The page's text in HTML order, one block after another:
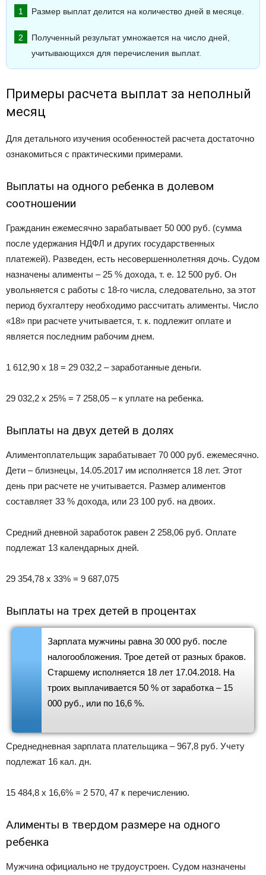
Размер выплат делится на количество дней в месяце.
Полученный результат умножается на число дней,
учитывающихся для перечисления выплат.
Примеры расчета выплат за неполный
месяц
Для детального изучения особенностей расчета достаточно
ознакомиться с практическими примерами.
Выплаты на одного ребенка в долевом
соотношении
Гражданин ежемесячно зарабатывает 50 000 руб. (сумма
после удержания НДФЛ и других государственных
платежей). Разведен, есть несовершеннолетняя дочь. Судом
назначены алименты – 25 % дохода, т. е. 12 500 руб. Он
увольняется с работы с 18-го числа, следовательно, за этот
период бухгалтеру необходимо рассчитать алименты. Число
«18» при расчете учитывается, т. к. подлежит оплате и
является последним рабочим днем.
1 612,90 х 18 = 29 032,2 – заработанные деньги.
29 032,2 х 25% = 7 258,05 – к уплате на ребенка.
Выплаты на двух детей в долях
Алиментоплательщик зарабатывает 70 000 руб. ежемесячно.
Дети – близнецы, 14.05.2017 им исполняется 18 лет. Этот
день при расчете не учитывается. Размер алиментов
составляет 33 % дохода, или 23 100 руб. на двоих.
Средний дневной заработок равен 2 258,06 руб. Оплате
подлежат 13 календарных дней.
29 354,78 х 33% = 9 687,075
Выплаты на трех детей в процентах
Зарплата мужчины равна 30 000 руб. после
налогообложения. Трое детей от разных браков.
Старшему исполняется 18 лет 17.04.2018. На
троих выплачивается 50 % от заработка – 15
000 руб., или по 16,6 %.
Среднедневная зарплата плательщика – 967,8 руб. Учету
подлежат 16 кал. дн.
15 484,8 х 16,6% = 2 570, 47 к перечислению.
Алименты в твердом размере на одного
ребенка
Мужчина официально не трудоустроен. Судом назначены